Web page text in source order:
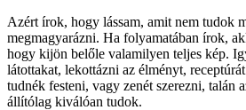
Azért írok, hogy lássam, amit nem tudok
megmagyarázni. Ha folyamatában írok,
hogy kijön belőle valamilyen teljes kép.
látottakat, lekottázni az élményt,
tudnék festeni, vagy zenét szerezni, talán
állítólag kiválóan tudok.